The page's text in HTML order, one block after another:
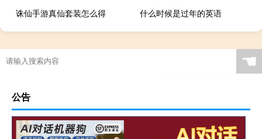
诛仙手游真仙套装怎么得
什么时候是过年的英语
☚
公告